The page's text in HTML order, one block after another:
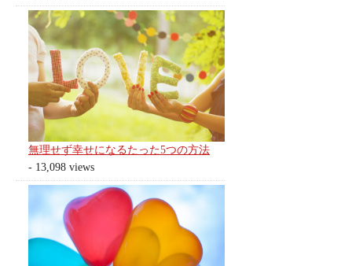
無理せず幸せになるたった5つの方法
- 13,098 views